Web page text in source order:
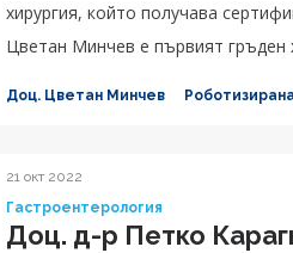
хирургия, който получава
Цветан Минчев е първият гръден
Доц. Цветан Минчев
21 окт 2022
Гастроентерология
Доц. д-р Петко